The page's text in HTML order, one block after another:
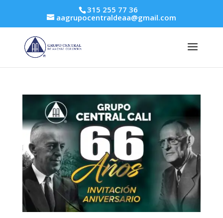
315 255 77 36
aagrupocentraldeaa@gmail.com